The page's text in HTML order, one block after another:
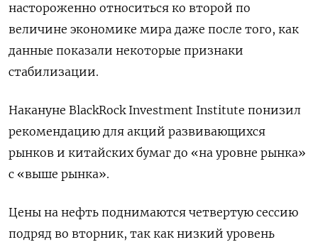
настороженно относиться ко второй по
величине экономике мира даже после того, как
данные показали некоторые признаки
стабилизации.
Накануне BlackRock Investment Institute понизил
рекомендацию для акций развивающихся
рынков и китайских бумаг до «на уровне рынка»
с «выше рынка».
Цены на нефть поднимаются четвертую сессию
подряд во вторник, так как низкий уровень